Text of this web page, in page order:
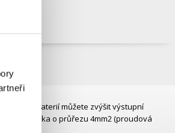
více baterií můžete zvýšit výstupní
lanka o průřezu 4mm2 (proudová